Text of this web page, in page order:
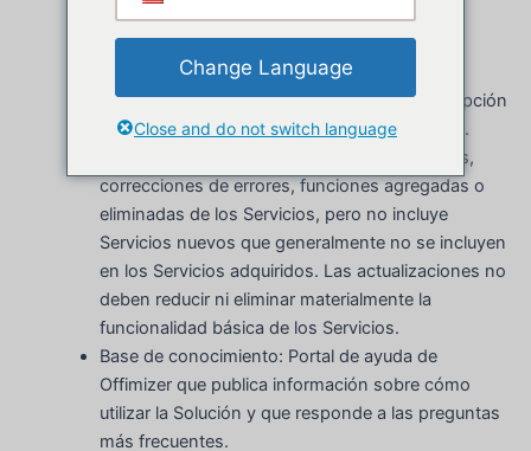
activación de la solución Offimizer con las
funcionalidades y servicios solicitados por el
Cliente en la Orden de servicio. Este servicio
tendrá un valor único, según el plan de suscripción
del Cliente o valor cotizado por Offimizer SAS.
Actualización: significa todas las correcciones,
correcciones de errores, funciones agregadas o
eliminadas de los Servicios, pero no incluye
Servicios nuevos que generalmente no se incluyen
en los Servicios adquiridos. Las actualizaciones no
deben reducir ni eliminar materialmente la
funcionalidad básica de los Servicios.
Base de conocimiento: Portal de ayuda de
Offimizer que publica información sobre cómo
utilizar la Solución y que responde a las preguntas
más frecuentes.
Change Language
Close and do not switch language